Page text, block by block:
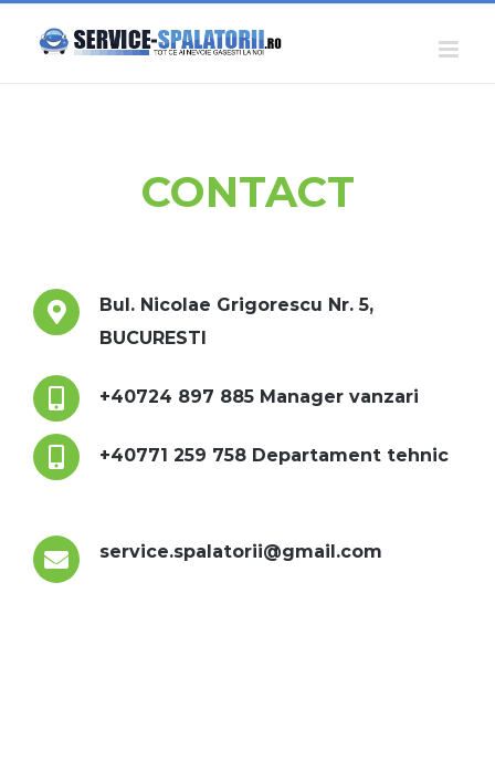
CONTACT
Bul. Nicolae Grigorescu Nr. 5,
BUCURESTI
+40724 897 885 Manager vanzari
+40771 259 758 Departament tehnic
service.spalatorii@gmail.com